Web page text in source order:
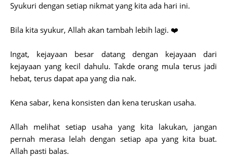
Syukuri dengan setiap nikmat yang kita ada hari ini.
Bila kita syukur, Allah akan tambah lebih lagi. ❤️
Ingat, kejayaan besar datang dengan kejayaan dari
kejayaan yang kecil dahulu. Takde orang mula terus jadi
hebat, terus dapat apa yang dia nak.
Kena sabar, kena konsisten dan kena teruskan usaha.
Allah melihat setiap usaha yang kita lakukan, jangan
pernah merasa lelah dengan setiap apa yang kita buat.
Allah pasti balas.